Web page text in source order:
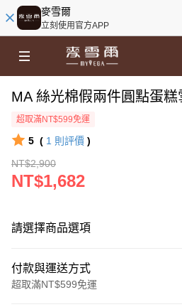
麥雪爾
立刻使用官方APP
MA 絲光棉假兩件圓點蛋
超取滿NT$599免運
5 ( 1 則評價 )
NT$2,900
NT$1,682
請選擇商品選項
付款與運送方式
超取滿NT$599免運